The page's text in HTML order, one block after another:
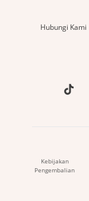
Hubungi Kami
Kebijakan
Pengembalian